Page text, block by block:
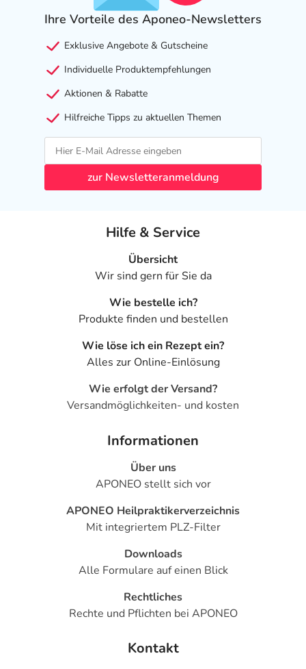
Ihre Vorteile des Aponeo-Newsletters
Exklusive Angebote & Gutscheine
Individuelle Produktempfehlungen
Aktionen & Rabatte
Hilfreiche Tipps zu aktuellen Themen
zur Newsletteranmeldung
Hilfe & Service
Übersicht
Wir sind gern für Sie da
Wie bestelle ich?
Produkte finden und bestellen
Wie löse ich ein Rezept ein?
Alles zur Online-Einlösung
Wie erfolgt der Versand?
Versandmöglichkeiten- und kosten
Informationen
Über uns
APONEO stellt sich vor
APONEO Heilpraktikerverzeichnis
Mit integriertem PLZ-Filter
Downloads
Alle Formulare auf einen Blick
Rechtliches
Rechte und Pflichten bei APONEO
Kontakt